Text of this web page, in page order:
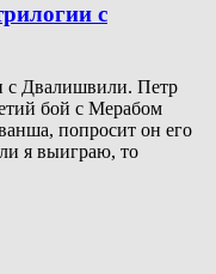
с
с Двалишвили. Петр
бой с Мерабом
попросит он его
я выиграю, то